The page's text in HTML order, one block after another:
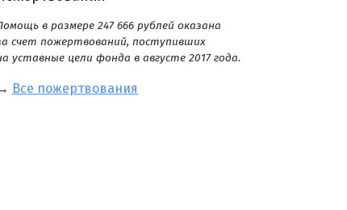
в размере 247 666 рублей оказана
счет пожертвований, поступивших
уставные цели фонда в августе 2017 года.
Все пожертвования